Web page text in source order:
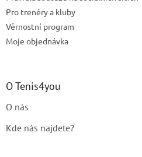
Pro trenéry a kluby
Věrnostní program
Moje objednávka
O Tenis4you
O nás
Kde nás najdete?